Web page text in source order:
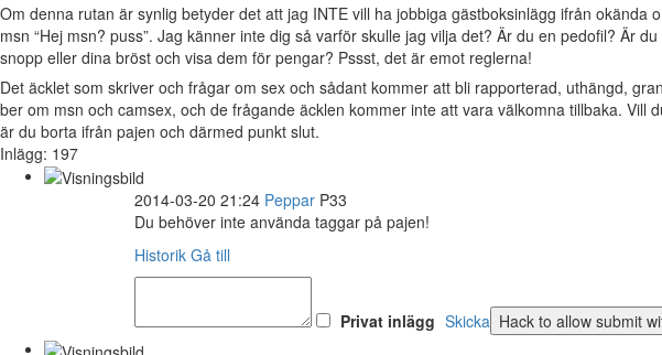
Om denna rutan är synlig betyder det att jag INTE vill ha jobbiga gästboksinlägg ifrån
msn “Hej msn? puss”. Jag känner inte dig så varför skulle jag vilja det? Är du en pedofil? Är
snopp eller dina bröst och visa dem för pengar? Pssst, det är emot reglerna!
Det äcklet som skriver och frågar om sex och sådant kommer att bli rapporterad, uthängd,
ber om msn och camsex, och de frågande äcklen kommer inte att vara välkomna tillbaka.
är du borta ifrån pajen och därmed punkt slut.
Inlägg: 197
2014-03-20 21:24 Peppar P33
Du behöver inte använda taggar på pajen!
Historik Gå till
Privat inlägg Skicka